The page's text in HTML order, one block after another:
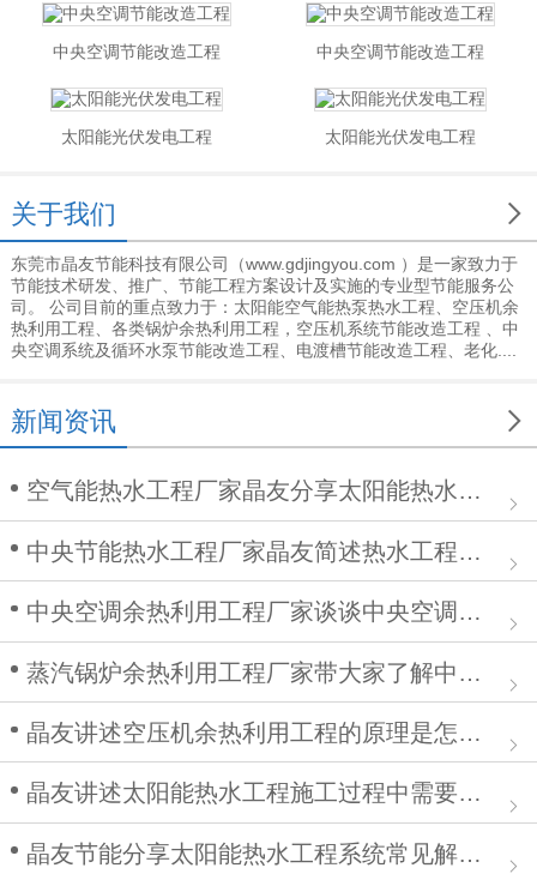
中央空调节能改造工程 中央空调节能改造工程
太阳能光伏发电工程 太阳能光伏发电工程

关于我们
东莞市晶友节能科技有限公司（www.gdjingyou.com ）是一家致力于
节能技术研发、推广、节能工程方案设计及实施的专业型节能服务公
司。 公司目前的重点致力于：太阳能空气能热泵热水工程、空压机余
热利用工程、各类锅炉余热利用工程，空压机系统节能改造工程 、中
央空调系统及循环水泵节能改造工程、电渡槽节能改造工程、老化....

新闻资讯
空气能热水工程厂家晶友分享太阳能热水工程在安装中的作用
中央节能热水工程厂家晶友简述热水工程施工步骤及注意事项
中央空调余热利用工程厂家谈谈中央空调清洗步骤
蒸汽锅炉余热利用工程厂家带大家了解中央空调余热利用工程
晶友讲述空压机余热利用工程的原理是怎么样的？
晶友讲述太阳能热水工程施工过程中需要注意哪些问题
晶友节能分享太阳能热水工程系统常见解决方案有哪些？